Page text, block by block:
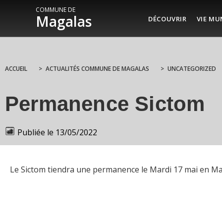
COMMUNE DE
Magalas DÉCOUVRIR VIE
ACCUEIL > ACTUALITÉS COMMUNE DE MAGALAS > UNCATEGORIZED
Permanence Sictom
Publiée le 13/05/2022
Le Sictom tiendra une permanence le Mardi 17 mai en